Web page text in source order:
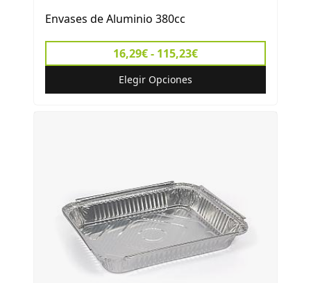
Envases de Aluminio 380cc
16,29€ - 115,23€
Elegir Opciones